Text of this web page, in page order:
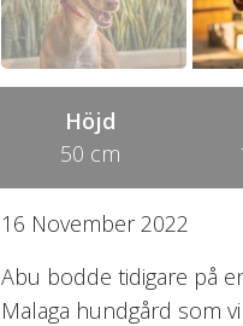
Höjd
50 cm
16 November 2022
Abu bodde tidigare på
Malaga hundgård som